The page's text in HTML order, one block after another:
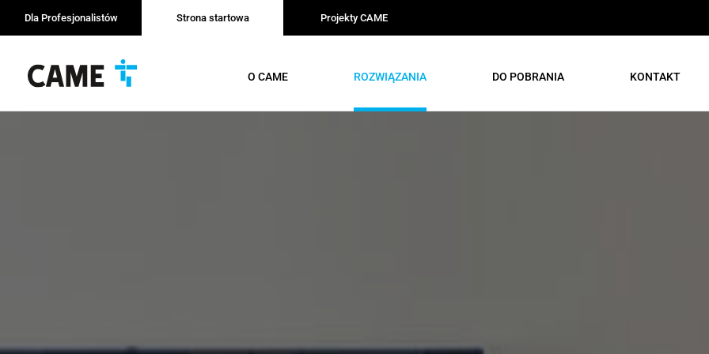
Dla Profesjonalistów Strona startowa Projekty CAME
O CAME ROZWIĄZANIA DO POBRANIA KONTAKT